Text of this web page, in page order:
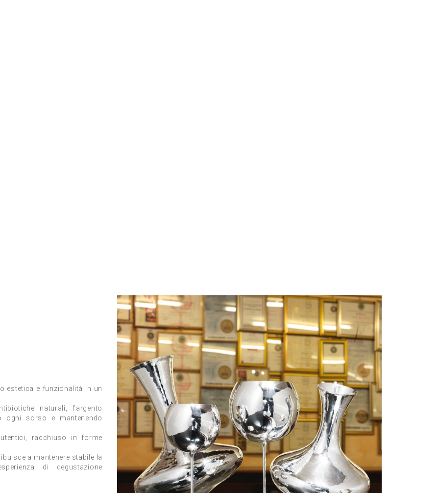
estetica e funzionalità in un
naturali, l’argento
ogni sorso e mantenendo
racchiuso in forme
a mantenere stabile la
di degustazione